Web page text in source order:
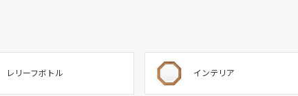
レリーフボトル インテリア